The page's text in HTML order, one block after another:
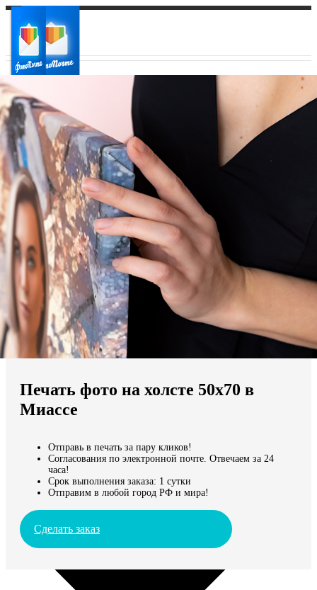
Ваш город:
Ваш регион доставки
Выберите из списка:
Мы доставляем по всему миру
Продолжить без города
Печать фото на холсте 50х70 в
Миассе
Отправь в печать за пару кликов!
Согласования по электронной почте. Отвечаем за 24
часа!
Срок выполнения заказа: 1 сутки
Отправим в любой город РФ и мира!
Сделать заказ